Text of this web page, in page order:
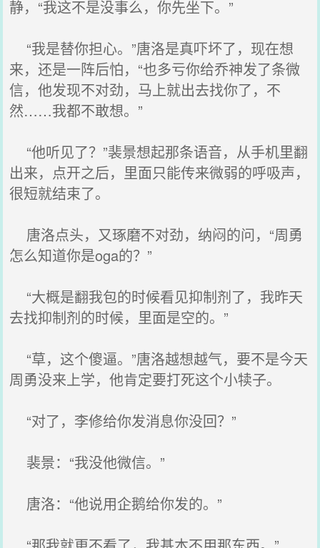
静，“我这不是没事么，你先坐下。”
“我是替你担心。”唐洛是真吓坏了，现在想
来，还是一阵后怕，“也多亏你给乔神发了条微
信，他发现不对劲，马上就出去找你了，不
然……我都不敢想。”
“他听见了？”裴景想起那条语音，从手机里翻
出来，点开之后，里面只能传来微弱的呼吸声，
很短就结束了。
唐洛点头，又琢磨不对劲，纳闷的问，“周勇
怎么知道你是oga的？”
“大概是翻我包的时候看见抑制剂了，我昨天
去找抑制剂的时候，里面是空的。”
“草，这个傻逼。”唐洛越想越气，要不是今天
周勇没来上学，他肯定要打死这个小犊子。
“对了，李修给你发消息你没回？”
裴景：“我没他微信。”
唐洛：“他说用企鹅给你发的。”